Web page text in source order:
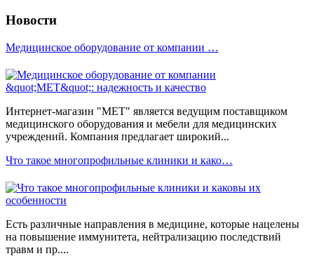
Новости
Медицинское оборудование от компании …
Интернет-магазин "МЕТ" является ведущим поставщиком
медицинского оборудования и мебели для медицинских
учреждений. Компания предлагает широкий...
Что такое многопрофильные клиники и како…
Есть различные направления в медицине, которые нацелены
на повышение иммунитета, нейтрализацию последствий
травм и пр....